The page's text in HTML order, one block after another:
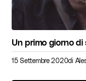
Un primo giorno
15 Settembre 2020di